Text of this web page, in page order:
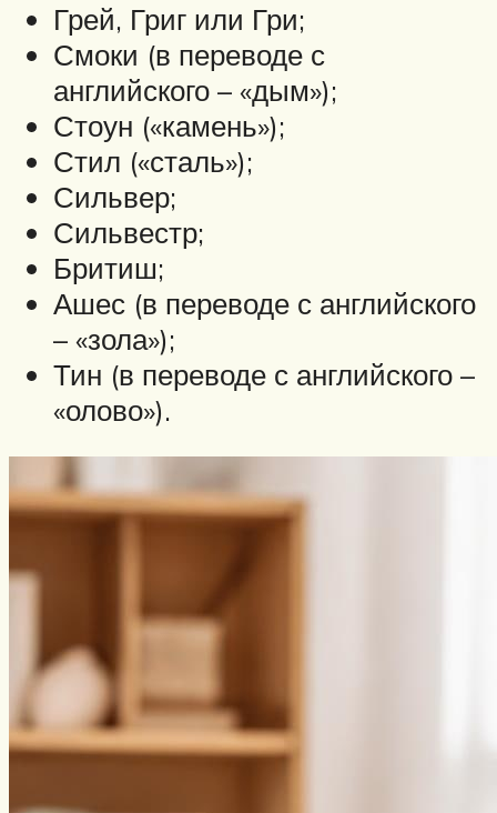
Грей, Григ или Гри;
Смоки (в переводе с
английского – «дым»);
Стоун («камень»);
Стил («сталь»);
Сильвер;
Сильвестр;
Бритиш;
Ашес (в переводе с английского
– «зола»);
Тин (в переводе с английского –
«олово»).